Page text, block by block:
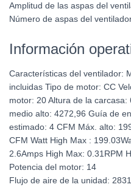
Amplitud de las aspas del
Número de aspas del
Información
Características del ventilador:
incluidas Tipo de motor: CC
motor: 20 Altura de la
medio alto: 4272,96 Guía de
estimado: 4 CFM Máx. alto:
CFM Watt High Max :
2.6Amps High Max: 0.31RPM
Potencia del motor: 14
Flujo de aire de la unidad: 2831